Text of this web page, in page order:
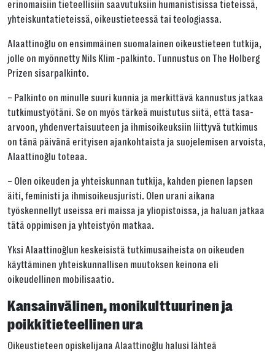
Tai kopioi linkki
erinomaisiin tieteellisiin saavutuksiin humanistisissa tieteissä,
yhteiskuntatieteissä, oikeustieteessä tai teologiassa.
Alaattinoğlu on ensimmäinen suomalainen oikeustieteen tutkija,
jolle on myönnetty Nils Klim -palkinto. Tunnustus on The Holberg
Prizen sisarpalkinto.
– Palkinto on minulle suuri kunnia ja merkittävä kannustus jatkaa
tutkimustyötäni. Se on myös tärkeä muistutus siitä, että tasa-
arvoon, yhdenvertaisuuteen ja ihmisoikeuksiin liittyvä tutkimus
on tänä päivänä erityisen ajankohtaista ja suojelemisen arvoista,
Alaattinoğlu toteaa.
– Olen oikeuden ja yhteiskunnan tutkija, kahden pienen lapsen
äiti, feministi ja ihmisoikeusjuristi. Olen urani aikana
työskennellyt useissa eri maissa ja yliopistoissa, ja haluan jatkaa
tätä oppimisen ja yhteistyön matkaa.
Yksi Alaattinoğlun keskeisistä tutkimusaiheista on oikeuden
käyttäminen yhteiskunnallisen muutoksen keinona eli
oikeudellinen mobilisaatio.
Kansainvälinen, monikulttuurinen ja
poikkitieteellinen ura
Oikeustieteen opiskelijana Alaattinoğlu halusi lähteä